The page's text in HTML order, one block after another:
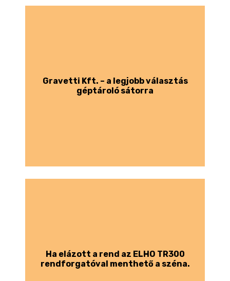
Gravetti Kft. – a legjobb választás
géptároló sátorra
Ha elázott a rend az ELHO TR300
rendforgatóval menthető a széna.